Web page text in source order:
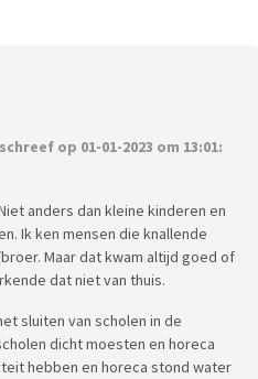
op 01-01-2023 om 13:01:
anders dan kleine kinderen en
Ik ken mensen die knallende
Maar dat kwam altijd goed of
dat niet van thuis.
sluiten van scholen in de
dicht moesten en horeca
hebben en horeca stond water